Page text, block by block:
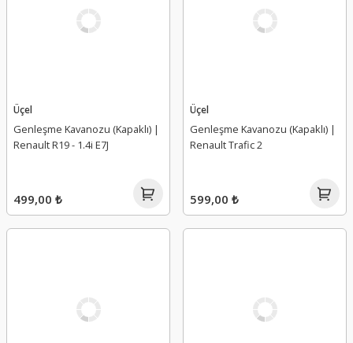
Üçel
Genleşme Kavanozu (Kapaklı) |
Renault R19 - 1.4i E7J
499,00 ₺
Üçel
Genleşme Kavanozu (Kapaklı) |
Renault Trafic 2
599,00 ₺